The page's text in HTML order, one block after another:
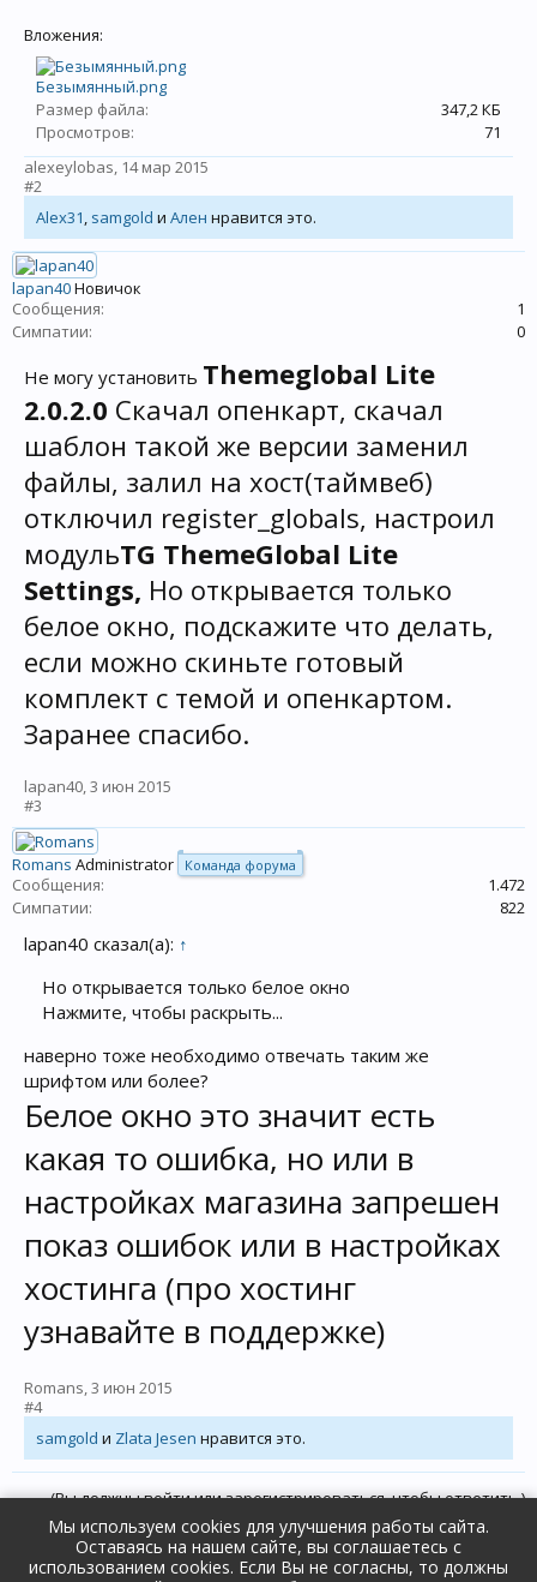
Вложения:
Безымянный.png
Размер файла:
347,2 КБ
Просмотров:
71
alexeylobas, 14 мар 2015
#2
Alex31, samgold и Ален нравится это.
lapan40Новичок
Сообщения:
1
Симпатии:
0
Не могу установить Themeglobal Lite
2.0.2.0 Скачал опенкарт, скачал
шаблон такой же версии заменил
файлы, залил на хост(таймвеб)
отключил register_globals, настроил
модульTG ThemeGlobal Lite
Settings, Но открывается только
белое окно, подскажите что делать,
если можно скиньте готовый
комплект с темой и опенкартом.
Заранее спасибо.
lapan40,3 июн 2015
#3
Romans Administrator Команда форума
Сообщения:
1.472
Симпатии:
822
lapan40 сказал(а): ↑
Но открывается только белое окно
Нажмите, чтобы раскрыть...
наверно тоже необходимо отвечать таким же
шрифтом или более?
Белое окно это значит есть
какая то ошибка, но или в
настройках магазина запрешен
показ ошибок или в настройках
хостинга (про хостинг
узнавайте в поддержке)
Romans,3 июн 2015
#4
samgold и Zlata Jesen нравится это.
(Вы должны войти или зарегистрироваться, чтобы ответить.)
Форум
Поддержка и ответы на вопросы
Мы используем cookies для улучшения работы сайта.
Оставаясь на нашем сайте, вы соглашаетесь с
использованием cookies. Если Вы не согласны, то должны